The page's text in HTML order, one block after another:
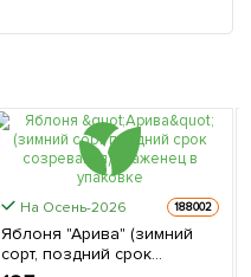
На Осень-2026 188002
Яблоня "Арива" (зимний
сорт, поздний срок